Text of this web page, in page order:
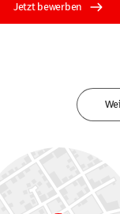
Jetzt bewerben